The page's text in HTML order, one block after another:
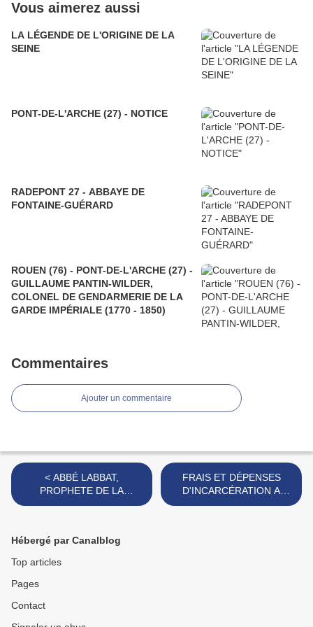
Vous aimerez aussi
LA LÉGENDE DE L'ORIGINE DE LA
SEINE
PONT-DE-L'ARCHE (27) - NOTICE
RADEPONT 27 - ABBAYE DE
FONTAINE-GUÉRARD
ROUEN (76) - PONT-DE-L'ARCHE (27) -
GUILLAUME PANTIN-WILDER,
COLONEL DE GENDARMERIE DE LA
GARDE IMPÉRIALE (1770 - 1850)
Commentaires
Ajouter un commentaire
< ABBÉ LABBAT,
PROPHETE DE LA
RÉVOLUTION
FRAIS ET DÉPENSES
D'INCARCÉRATION A
AUCH SOUS LA
Hébergé par Canalblog
Top articles
Pages
Contact